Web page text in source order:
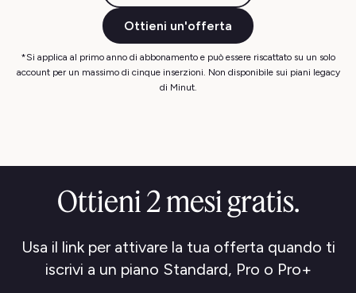
Ottieni un'offerta
*Si applica al primo anno di abbonamento e può essere riscattato su un solo
account per un massimo di cinque inserzioni. Non disponibile sui piani legacy
di Minut.
Ottieni 2 mesi gratis.
Usa il link per attivare la tua offerta quando ti
iscrivi a un piano Standard, Pro o Pro+